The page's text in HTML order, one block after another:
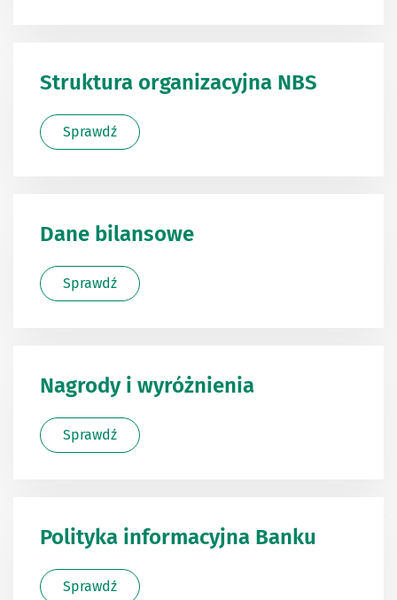
Struktura organizacyjna NBS
Sprawdź
Dane bilansowe
Sprawdź
Nagrody i wyróżnienia
Sprawdź
Polityka informacyjna Banku
Sprawdź